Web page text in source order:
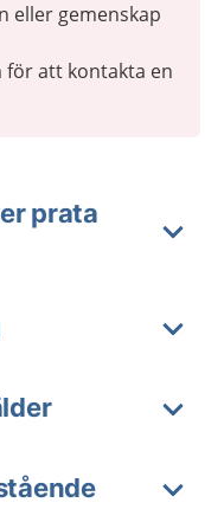
eller gemenskap
för att kontakta en
prata